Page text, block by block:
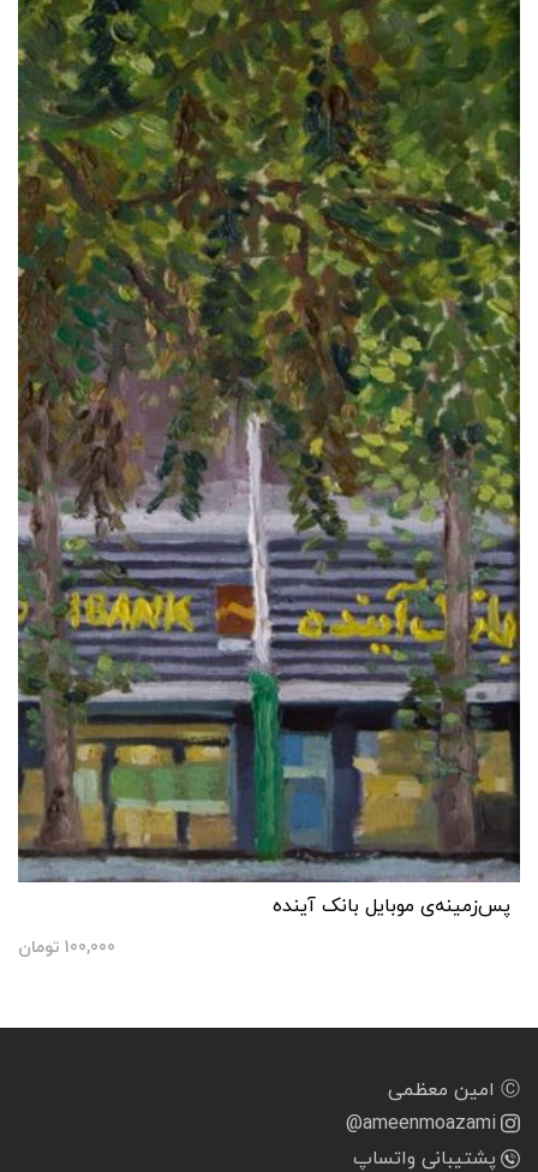
پس‌زمینه‌ی موبایل بانک آینده
100,000 تومان
Ⓒ امین معظمی
@ameenmoazami
پشتیبانی واتساپ